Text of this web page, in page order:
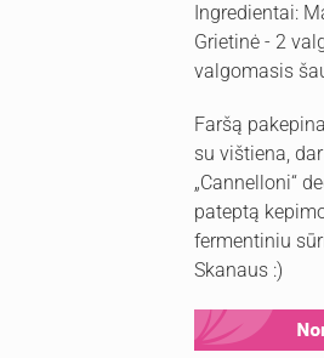
Ingredientai:
Grietinė - 2
valgomasis
Faršą
su vištiena,
„Cannelloni“
pateptą
fermentiniu
Skanaus :)